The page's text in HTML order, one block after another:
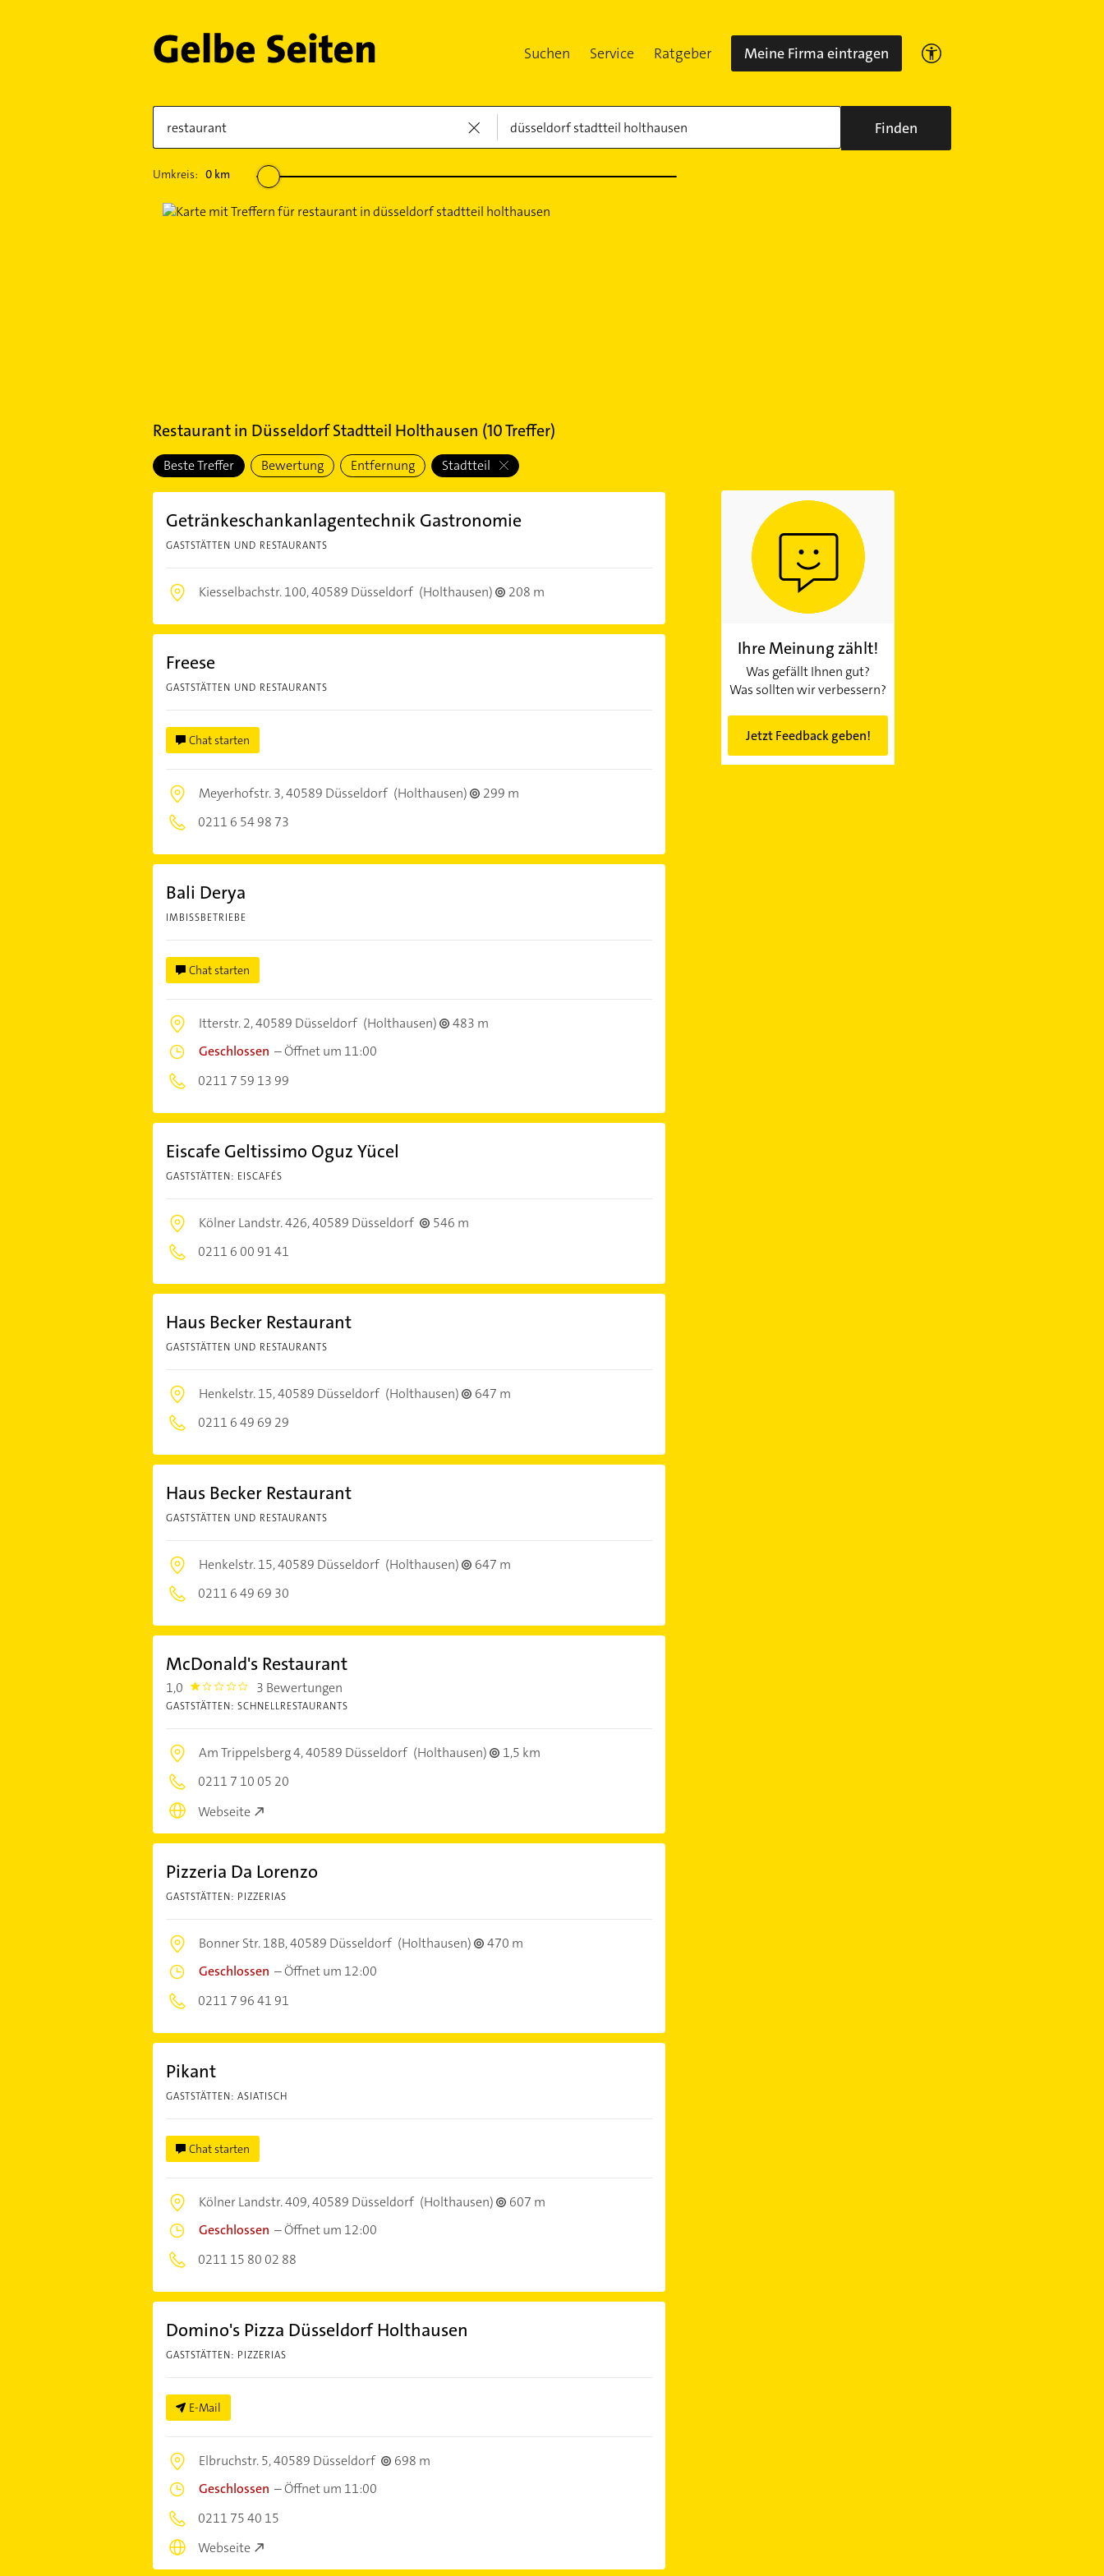
Suchen Service Ratgeber Meine Firma eintragen
Finden
Umkreis: 0km
Restaurantin Düsseldorf Stadtteil Holthausen (10Treffer)
Beste Treffer Bewertung Entfernung Stadtteil
Getränkeschankanlagentechnik Gastronomie
GASTSTÄTTEN UND RESTAURANTS
Kiesselbachstr. 100,40589 Düsseldorf (Holthausen) 208 m
Freese
GASTSTÄTTEN UND RESTAURANTS
Chat starten
Meyerhofstr. 3,40589 Düsseldorf (Holthausen)
299 m
0211 6 54 98 73
Bali Derya
IMBISSBETRIEBE
Chat starten
Itterstr. 2,40589 Düsseldorf (Holthausen)
483 m
Geschlossen –Öffnet um 11:00
0211 7 59 13 99
Eiscafe Geltissimo Oguz Yücel
GASTSTÄTTEN: EISCAFÉS
Kölner Landstr. 426,40589 Düsseldorf
546 m
0211 6 00 91 41
Haus Becker Restaurant
GASTSTÄTTEN UND RESTAURANTS
Henkelstr. 15,40589 Düsseldorf (Holthausen)
647 m
0211 6 49 69 29
Haus Becker Restaurant
GASTSTÄTTEN UND RESTAURANTS
Henkelstr. 15,40589 Düsseldorf (Holthausen)
647 m
0211 6 49 69 30
McDonald's Restaurant
1,0 1.0 3 Bewertungen
GASTSTÄTTEN: SCHNELLRESTAURANTS
Am Trippelsberg 4,40589 Düsseldorf (Holthausen)
1,5 km
0211 7 10 05 20
Webseite
Pizzeria Da Lorenzo
GASTSTÄTTEN: PIZZERIAS
Bonner Str. 18B,40589 Düsseldorf (Holthausen)
470 m
Geschlossen –Öffnet um 12:00
0211 7 96 41 91
Pikant
GASTSTÄTTEN: ASIATISCH
Chat starten
Kölner Landstr. 409,40589 Düsseldorf (Holthausen)
607 m
Geschlossen –Öffnet um 12:00
0211 15 80 02 88
Domino's Pizza Düsseldorf Holthausen
GASTSTÄTTEN: PIZZERIAS
E-Mail
Elbruchstr. 5,40589 Düsseldorf
698 m
Geschlossen –Öffnet um 11:00
0211 75 40 15
Webseite
Ihre Meinung zählt!
Was gefällt Ihnen gut?
Was sollten wir verbessern?
Jetzt Feedback geben!